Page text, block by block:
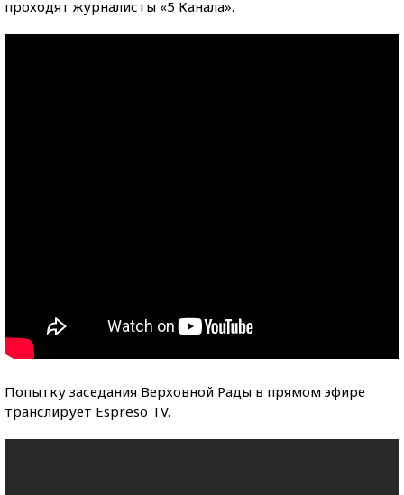
проходят журналисты «5 Канала».
Попытку заседания Верховной Рады в прямом эфире
транслирует Espreso TV.